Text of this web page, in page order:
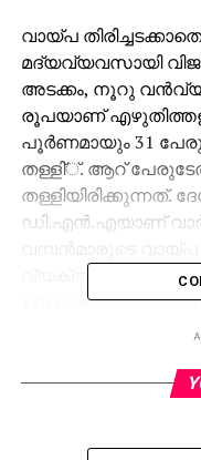
വായ്പ
മദ്യവ്യവസായി
അടക്കം, നൂറു
രൂപയാണ്
പൂര്‍ണമായും 31
തള്ളി്്. ആറ് പേരുടേത്
തള്ളിയിരിക്കുന്നത്.
ഡി.എന്‍.എയാണ്
വ്യക്തമല്ല.
1201 കോടി
വേണ്ടെന്നുവെച്ചത്.
എഴുതിത്തള്ളിയതെന്ന്